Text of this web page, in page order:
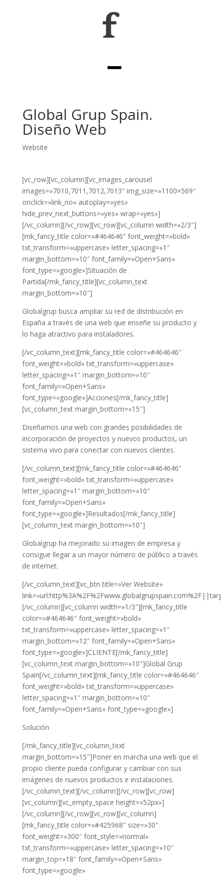
Global Grup Spain.
Diseño Web
Website
[vc_row][vc_column][vc_images_carousel
images=»7010,7011,7012,7013″ img_size=»1100×569″
onclick=»link_no» autoplay=»yes»
hide_prev_next_buttons=»yes» wrap=»yes»]
[/vc_column][/vc_row][vc_row][vc_column width=»2/3″]
[mk_fancy_title color=»#464646″ font_weight=»bold»
txt_transform=»uppercase» letter_spacing=»1″
margin_bottom=»10″ font_family=»Open+Sans»
font_type=»google»]Situación de
Partida[/mk_fancy_title][vc_column_text
margin_bottom=»10″]
Globalgrup busca ampliar su red de distribución en
España a través de una web que enseñe su producto y
lo haga atractivo para instaladores.
[/vc_column_text][mk_fancy_title color=»#464646″
font_weight=»bold» txt_transform=»uppercase»
letter_spacing=»1″ margin_bottom=»10″
font_family=»Open+Sans»
font_type=»google»]Acciones[/mk_fancy_title]
[vc_column_text margin_bottom=»15″]
Diseñamos una web con grandes posibilidades de
incorporación de proyectos y nuevos productos, un
sistema vivo para conectar con nuevos clientes.
[/vc_column_text][mk_fancy_title color=»#464646″
font_weight=»bold» txt_transform=»uppercase»
letter_spacing=»1″ margin_bottom=»10″
font_family=»Open+Sans»
font_type=»google»]Resultados[/mk_fancy_title]
[vc_column_text margin_bottom=»10″]
Globalgrup ha mejorado su imagen de empresa y
consigue llegar a un mayor número de público a través
de internet.
[/vc_column_text][vc_btn title=»Ver Website»
[/vc_column][vc_column width=»1/3″][mk_fancy_title
color=»#464646″ font_weight=»bold»
txt_transform=»uppercase» letter_spacing=»1″
margin_bottom=»12″ font_family=»Open+Sans»
font_type=»google»]CLIENTE[/mk_fancy_title]
[vc_column_text margin_bottom=»10″]Global Grup
Spain[/vc_column_text][mk_fancy_title color=»#464646″
font_weight=»bold» txt_transform=»uppercase»
letter_spacing=»1″ margin_bottom=»10″
font_family=»Open+Sans» font_type=»google»]
Solución
[/mk_fancy_title][vc_column_text
margin_bottom=»15″]Poner en marcha una web que el
propio cliente pueda configurar y cambiar con sus
imágenes de nuevos productos e instalaciones.
[/vc_column_text][/vc_column][/vc_row][vc_row]
[vc_column][vc_empty_space height=»52px»]
[/vc_column][/vc_row][vc_row][vc_column]
[mk_fancy_title color=»#425968″ size=»30″
font_weight=»300″ font_style=»normal»
txt_transform=»uppercase» letter_spacing=»10″
margin_top=»18″ font_family=»Open+Sans»
font_type=»google»